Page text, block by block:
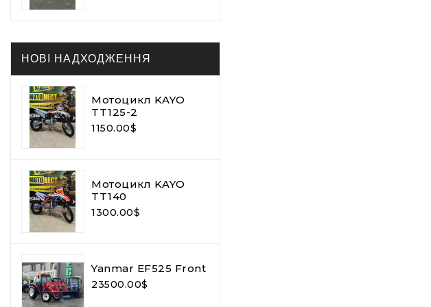
НОВІ НАДХОДЖЕННЯ
Мотоцикл KAYO
TT125-2
1150.00$
Мотоцикл KAYO
TT140
1300.00$
Yanmar EF525 Front
23500.00$